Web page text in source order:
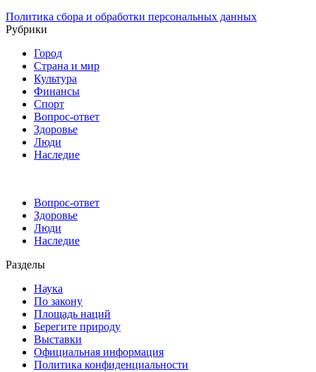
Политика сбора и обработки персональных данных
Рубрики
Город
Страна и мир
Культура
Финансы
Спорт
Вопрос-ответ
Здоровье
Люди
Наследие
Вопрос-ответ
Здоровье
Люди
Наследие
Разделы
Наука
По закону
Площадь наций
Берегите природу
Выставки
Официальная информация
Политика конфиденциальности